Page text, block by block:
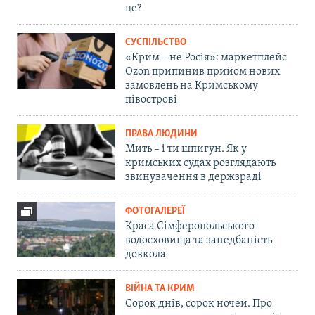
це?
СУСПІЛЬСТВО
«Крим – не Росія»: маркетплейс
Ozon припинив прийом нових
замовлень на Кримському
півострові
ПРАВА ЛЮДИНИ
Мить – і ти шпигун. Як у
кримських судах розглядають
звинувачення в держзраді
ФОТОГАЛЕРЕЇ
Краса Сімферопольського
водосховища та занедбаність
довкола
ВІЙНА ТА КРИМ
Сорок днів, сорок ночей. Про